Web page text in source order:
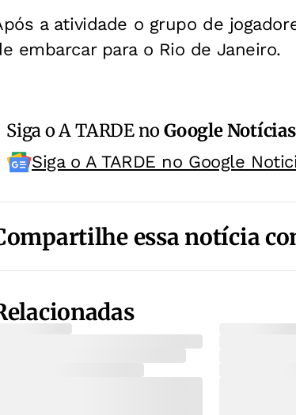
a atividade o grupo de
embarcar para o Rio de Janeiro.
Siga o A TARDE noGoogle Notícias
Siga o A TARDE no Google
essa notícia